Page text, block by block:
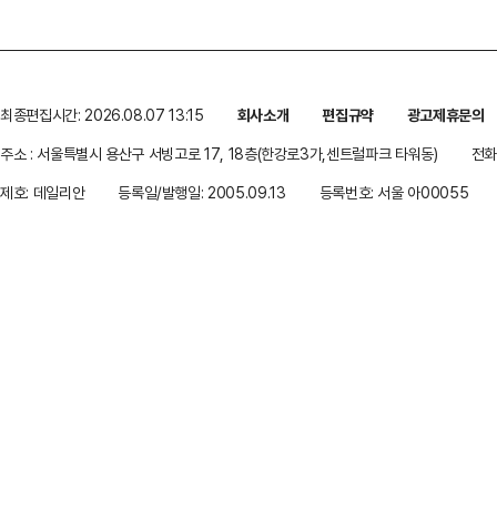
최종편집시간: 2026.08.07 13:15 회사소개 편집규약
광고제휴문의
주소 : 서울특별시 용산구 서빙고로 17, 18층(한강로3가,센트럴파크 타워동)
전
제호: 데일리안
등록일/발행일: 2005.09.13 등록번호: 서울 아00055